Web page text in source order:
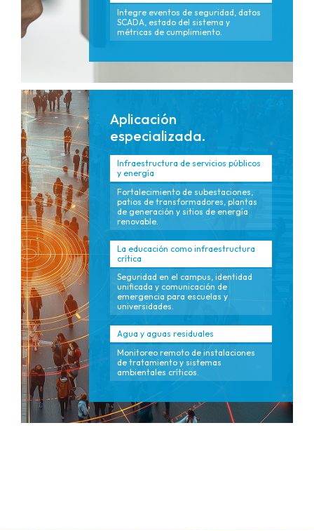
Integre eventos de seguridad, datos
SCADA, estado del sistema y
métricas de cumplimiento.
Aplicación
especializada.
Infraestructura de servicios públicos
y energía
Fortalecimiento de subestaciones,
patios de transformadores, plantas
de generación y sitios de energía
renovable.
La educación como infraestructura
crítica
Seguridad en el campus, identidad
unificada y comunicación de
emergencia para escuelas y
universidades.
Agua y aguas residuales
Monitoreo remoto de instalaciones
de tratamiento y sistemas
ambientales críticos.